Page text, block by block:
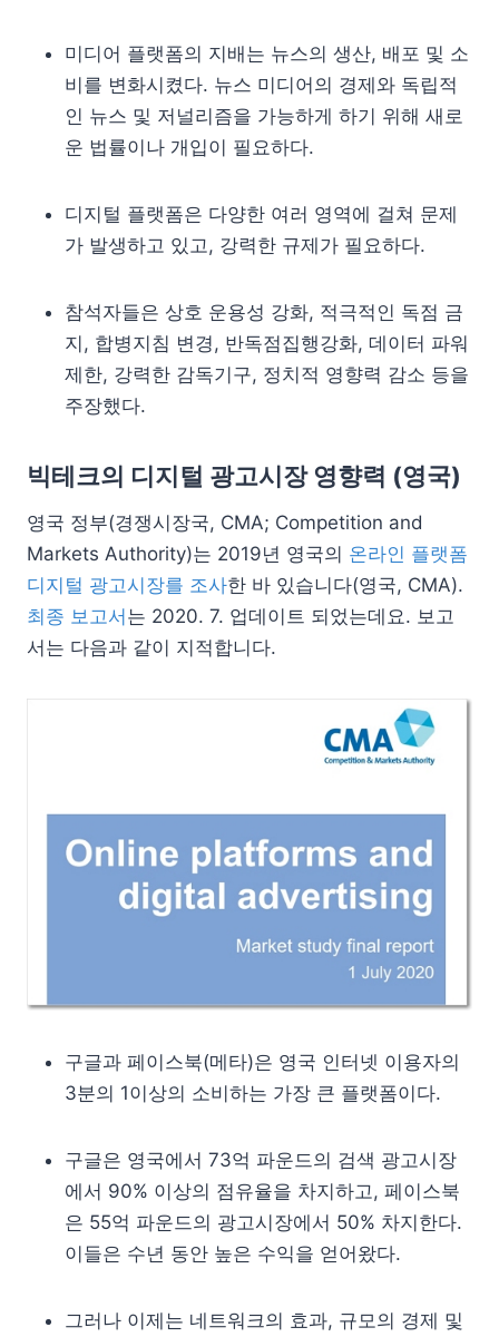
미디어 플랫폼의 지배는 뉴스의 생산, 배포 및 소
비를 변화시켰다. 뉴스 미디어의 경제와 독립적
인 뉴스 및 저널리즘을 가능하게 하기 위해 새로
운 법률이나 개입이 필요하다.
디지털 플랫폼은 다양한 여러 영역에 걸쳐 문제
가 발생하고 있고, 강력한 규제가 필요하다.
참석자들은 상호 운용성 강화, 적극적인 독점 금
지, 합병지침 변경, 반독점집행강화, 데이터 파워
제한, 강력한 감독기구, 정치적 영향력 감소 등을
주장했다.
빅테크의 디지털 광고시장 영향력 (영국)
영국 정부(경쟁시장국, CMA; Competition and
Markets Authority)는 2019년 영국의 온라인 플랫폼
디지털 광고시장를 조사한 바 있습니다(영국, CMA).
최종 보고서 는 2020. 7. 업데이트 되었는데요. 보고
서는 다음과 같이 지적합니다.
구글과 페이스북(메타)은 영국 인터넷 이용자의
3분의 1이상의 소비하는 가장 큰 플랫폼이다.
구글은 영국에서 73억 파운드의 검색 광고시장
에서 90% 이상의 점유율을 차지하고, 페이스북
은 55억 파운드의 광고시장에서 50% 차지한다.
이들은 수년 동안 높은 수익을 얻어왔다.
그러나 이제는 네트워크의 효과, 규모의 경제 및